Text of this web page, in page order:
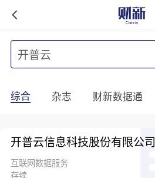
综合 杂志 财新数据通
开普云信息科技股份有限公司
互联网数据服务
存续